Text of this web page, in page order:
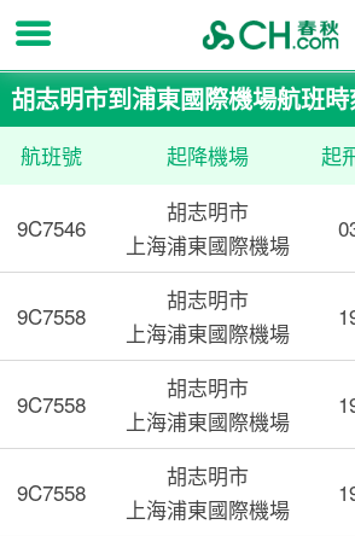
胡志明市到浦東國際機場航班
航班號 起降機場 起
9C7546
胡志明市
上海浦東國際機場
9C7558
胡志明市
上海浦東國際機場
9C7558
胡志明市
上海浦東國際機場
9C7558
胡志明市
上海浦東國際機場